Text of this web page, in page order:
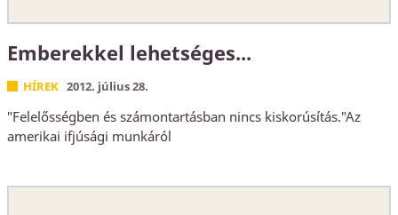
Emberekkel lehetséges...
HÍREK 2012. július 28.
"Felelősségben és számontartásban nincs kiskorúsítás."Az
amerikai ifjúsági munkáról